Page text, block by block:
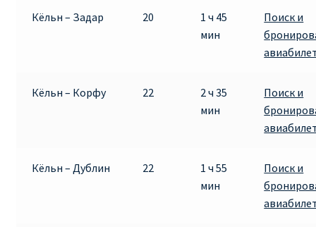
Кёльн – Задар 20
1 ч 45
мин
Поиск и
Кёльн – Корфу 22
2 ч 35
мин
Поиск и
Кёльн – Дублин 22
1 ч 55
мин
Поиск и